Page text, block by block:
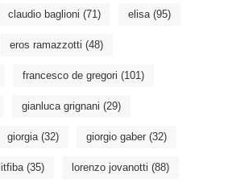
claudio baglioni (71) elisa(95)
eros ramazzotti (48)
francesco de gregori (101)
gianluca grignani (29)
giorgia(32) giorgio gaber(32)
litfiba(35) lorenzo jovanotti (88)